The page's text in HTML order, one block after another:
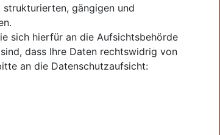
strukturierten, gängigen und
sich hierfür an die Aufsichtsbehörde
dass Ihre Daten rechtswidrig von
an die Datenschutzaufsicht: